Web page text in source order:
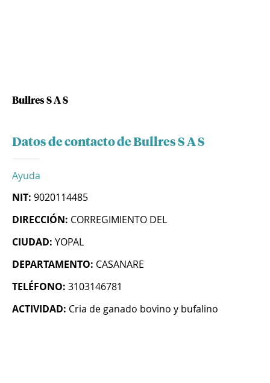
Bullres S A S
Datos de contacto de Bullres S A S
Ayuda
NIT: 9020114485
DIRECCIÓN: CORREGIMIENTO DEL
CIUDAD: YOPAL
DEPARTAMENTO: CASANARE
TELÉFONO: 3103146781
ACTIVIDAD: Cria de ganado bovino y bufalino